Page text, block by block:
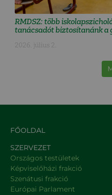
RMDSZ: több
tanácsadót biztosítanánk a
2026. július 2.
FŐOLDAL
SZERVEZET
Országos testületek
Képviselőházi frakció
Szenátusi frakció
Európai Parlament